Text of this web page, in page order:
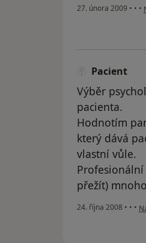
27. února 2009 • • •
Pacient
Výběr
pacienta.
Hodnotím
který dává
vlastní vůle.
přežít)
24. října 2008 • • •